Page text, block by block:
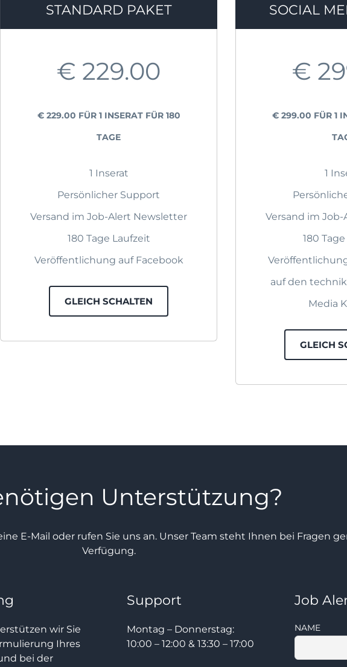
STANDARD PAKET
€ 229.00
€229.00 FÜR 1 INSERAT FÜR 180
TAGE
1 Inserat
Persönlicher Support
Versand im Job-Alert Newsletter
180 Tage Laufzeit
Veröffentlichung auf Facebook
GLEICH SCHALTEN
SOCIAL
€
€ 299.00 FÜR 1
1
Versand im
180
auf den
Media
GLEICH
Unterstützung?
E-Mail oder rufen Sie uns an. Unser Team steht Ihnen bei Fragen
Verfügung.
wir Sie
Ihres
bei der
Support
Montag – Donnerstag:
10:00 – 12:00 & 13:30 – 17:00
Job
NAME